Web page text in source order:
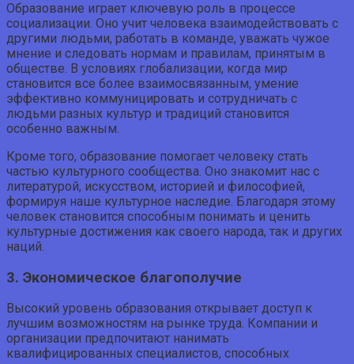
Образование играет ключевую роль в процессе
социализации. Оно учит человека взаимодействовать с
другими людьми, работать в команде, уважать чужое
мнение и следовать нормам и правилам, принятым в
обществе. В условиях глобализации, когда мир
становится все более взаимосвязанным, умение
эффективно коммуницировать и сотрудничать с
людьми разных культур и традиций становится
особенно важным.
Кроме того, образование помогает человеку стать
частью культурного сообщества. Оно знакомит нас с
литературой, искусством, историей и философией,
формируя наше культурное наследие. Благодаря этому
человек становится способным понимать и ценить
культурные достижения как своего народа, так и других
наций.
3. Экономическое благополучие
Высокий уровень образования открывает доступ к
лучшим возможностям на рынке труда. Компании и
организации предпочитают нанимать
квалифицированных специалистов, способных